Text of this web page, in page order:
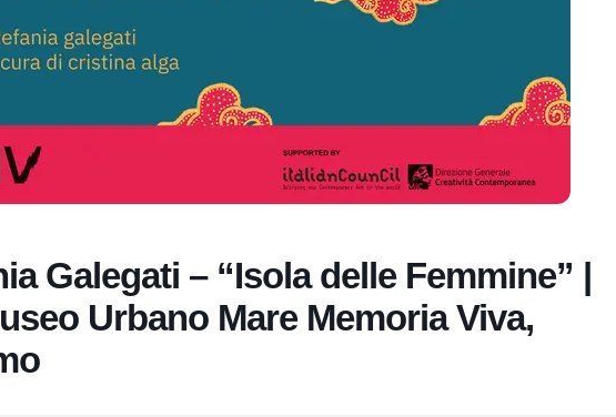
Galegati – “Isola delle Femmine” |
Urbano Mare Memoria Viva,